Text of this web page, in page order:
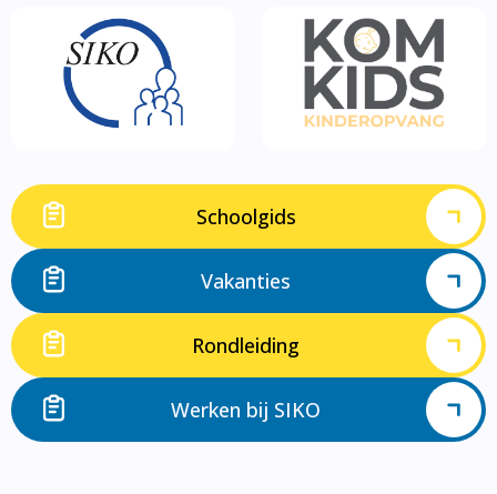
Schoolgids
Vakanties
Rondleiding
Werken bij SIKO